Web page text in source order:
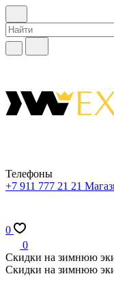
Телефоны
+7 911 777 21 21
0
0
Скидки на зимнюю
Скидки на зимнюю